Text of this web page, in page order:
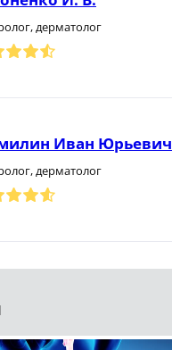
дерматолог
Иван Юрьевич
дерматолог